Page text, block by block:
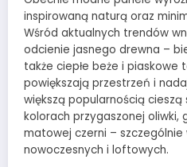
inspirowaną naturą oraz
Wśród aktualnych trendów
odcienie jasnego drewna –
także ciepłe beże i
powiększają przestrzeń i
większą popularnością cieszą
kolorach przygaszonej oliwki,
matowej czerni – szczególnie
nowoczesnych i loftowych.